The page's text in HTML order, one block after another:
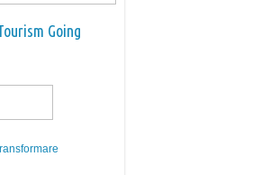
Going